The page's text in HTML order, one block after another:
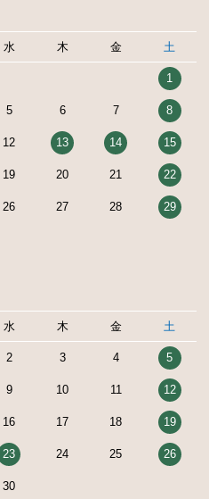
水 木 金 土
1
5 6 7 8
12 13 14 15
19 20 21 22
26 27 28 29
水 木 金 土
2 3 4 5
9 10 11 12
16 17 18 19
23 24 25 26
30